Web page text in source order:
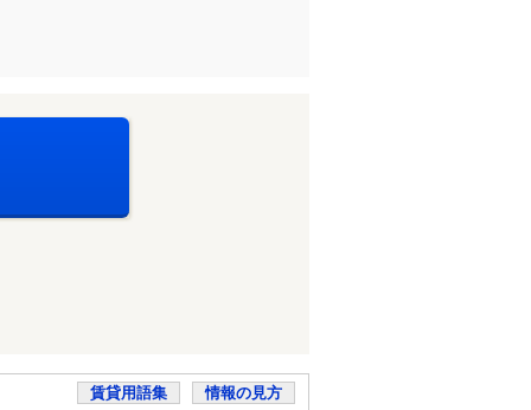
賃貸用語集 情報の見方